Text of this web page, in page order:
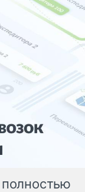
полностью